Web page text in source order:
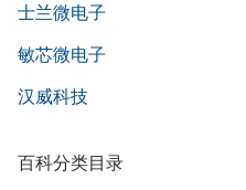
士兰微电子
敏芯微电子
汉威科技
百科分类目录